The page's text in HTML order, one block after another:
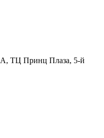
ТЦ Принц Плаза, 5-й